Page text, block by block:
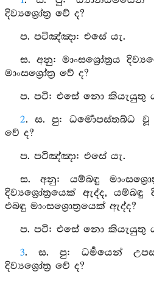
දිව්‍යශ්‍රෝත්‍ර වේ ද?
ප. පටිඤ්ඤා: එසේ යැ.
ස. අනු: මාංසශ්‍රෝත්‍රය
මාංසශ්‍රෝත්‍ර වේ ද?
ප. පටි: එසේ නො කියැයුතු
2. ස. පු: ධර්‍මොපස්තබ්ධ වූ
වේ ද?
ප. පටිඤ්ඤා: එසේ යැ.
ස. අනු: යම්බඳු
දිව්‍යශ්‍රෝත්‍රයෙක් ඇද්ද, යම්බඳු
එබඳු මාංසශ්‍රොත්‍රයෙක් ඇද්ද?
ප. පටි: එසේ නො කියැයුතු
3. ස. පු: ධර්‍මයෙන්
දිව්‍යශ්‍රෝත්‍ර වේ ද?